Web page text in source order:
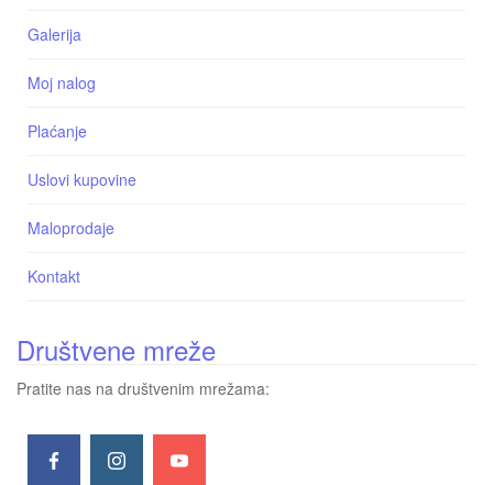
Galerija
Moj nalog
Plaćanje
Uslovi kupovine
Maloprodaje
Kontakt
Društvene mreže
Pratite nas na društvenim mrežama: